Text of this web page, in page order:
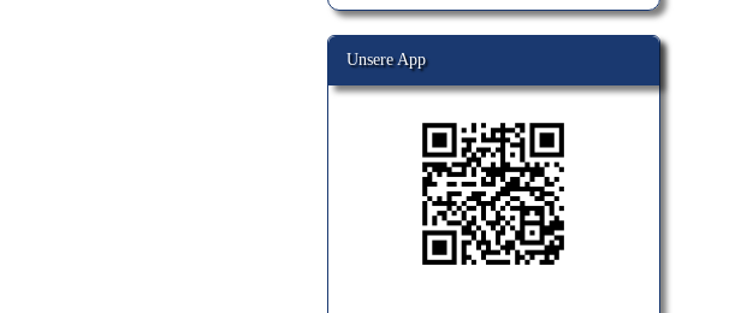
Unsere App